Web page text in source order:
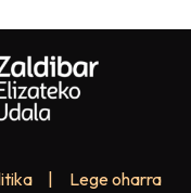
Lege oharra